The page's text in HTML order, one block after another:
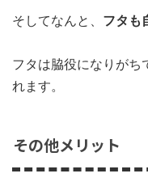
そしてなんと、 フタも
フタは脇役になりがち
れます。
その他メリット